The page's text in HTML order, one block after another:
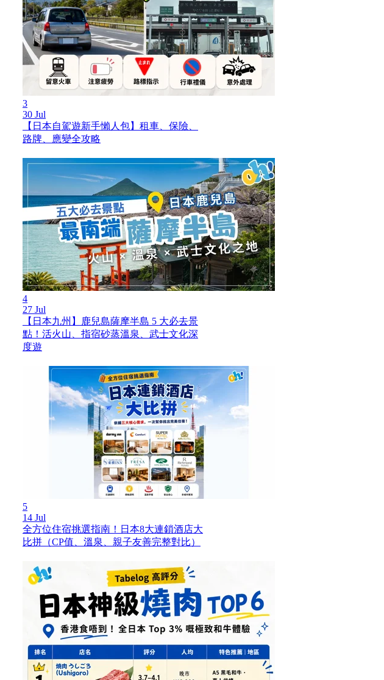
3
30 Jul
【日本自駕遊新手懶人包】租車、保險、
路牌、應變全攻略
4
27 Jul
【日本九州】鹿兒島薩摩半島 5 大必去景
點！活火山、指宿砂蒸溫泉、武士文化深
度遊
5
14 Jul
全方位住宿挑選指南！日本8大連鎖酒店大
比拼（CP值、溫泉、親子友善完整對比）